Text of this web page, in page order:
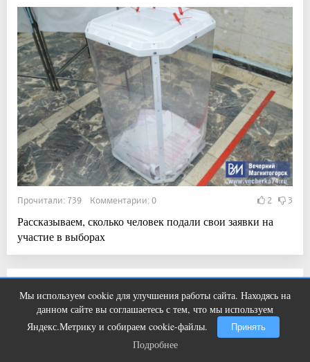
Прочитали: 739 Комментарии: 0 2 3
Рассказываем, сколько человек подали свои заявки на
участие в выборах
В России изменились правила продажи
топлива
Мы используем cookie для улучшения работы сайта. Находясь на
данном сайте вы соглашаетесь с тем, что мы используем
Яндекс.Метрику и собираем cookie-файлы.
Принять
Подробнее
Ролик из Омска: вы будете смеяться
долго
Подробнее